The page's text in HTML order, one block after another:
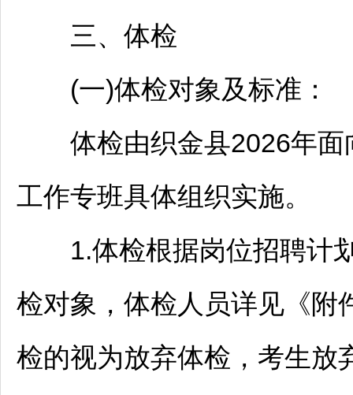
三、体检
(一)体检对象及标准：
体检由织金县2026年面
工作专班具体组织实施。
1.体检根据岗位招聘计
检对象，体检人员详见《附
检的视为放弃体检，考生放